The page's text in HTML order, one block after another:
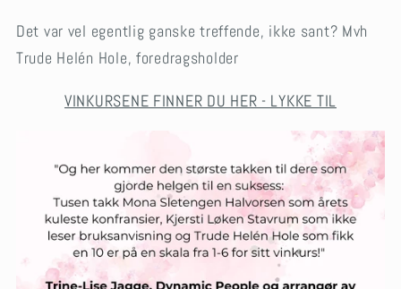
Det var vel egentlig ganske treffende, ikke sant? Mvh
Trude Helén Hole, foredragsholder
VINKURSENE FINNER DU HER - LYKKE TIL